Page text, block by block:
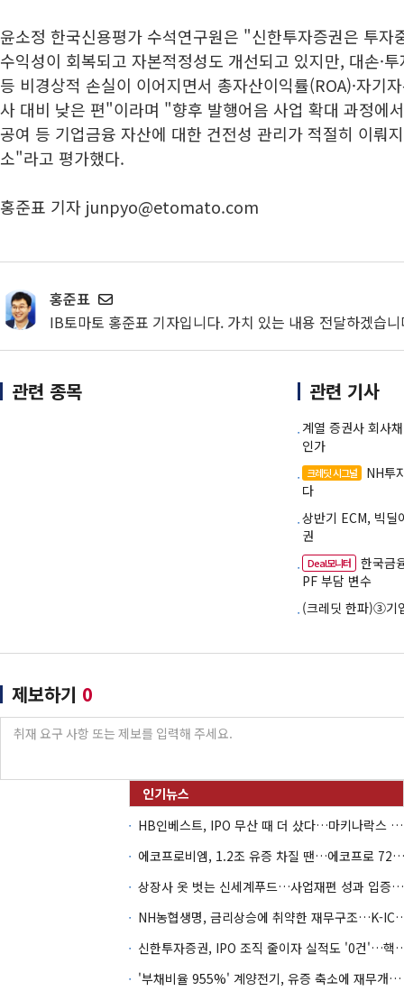
윤소정 한국신용평가 수석연구원은 "신한투자증권은 투자
수익성이 회복되고 자본적정성도 개선되고 있지만, 대손·
등 비경상적 손실이 이어지면서 총자산이익률(ROA)·자기
사 대비 낮은 편"이라며 "향후 발행어음 사업 확대 과정에
공여 등 기업금융 자산에 대한 건전성 관리가 적절히 이뤄
소"라고 평가했다.
홍준표 기자 junpyo@etomato.com
홍준표
IB토마토 홍준표 기자입니다. 가치 있는 내용 전달하겠습
관련 종목 관련 기사
계열 증권사 회사
인가
크레딧 시그널
NH투
다
상반기 ECM, 빅
권
Deal모니터
한국금
PF 부담 변수
(크레딧 한파)③기
제보하기 0
HB인베스트, IPO 무산 때 더 샀다…마키나락스 투자 2.7배 회수
에코프로비엠, 1.2조 유증 차질 땐…에코프로 7270억 '독박'
상장사 옷 벗는 신세계푸드…사업재편 성과 입증할까
NH농협생명, 금리상승에 취
신한투자증권, IPO 조직 줄
'부채비율 955%' 계양전기, 유증 축소에 재무개선 효과 '뚝'